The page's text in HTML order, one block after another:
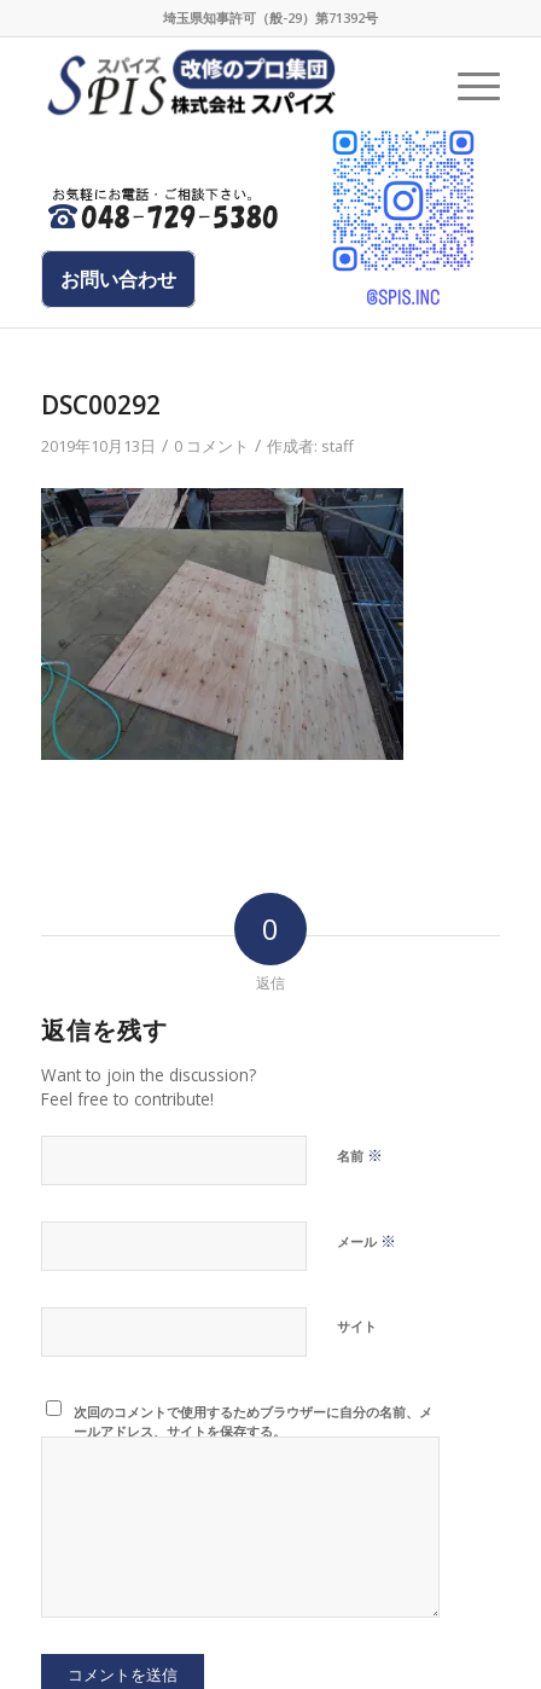
埼玉県知事許可（般-29）第71392号
お問い合わせ
DSC00292
2019年10月13日 / 0 コメント / 作成者: staff
0
返信
返信を残す
Want to join the discussion?
Feel free to contribute!
名前 ※
メール ※
サイト
次回のコメントで使用するためブラウザーに自分の名前、メ
ールアドレス、サイトを保存する。